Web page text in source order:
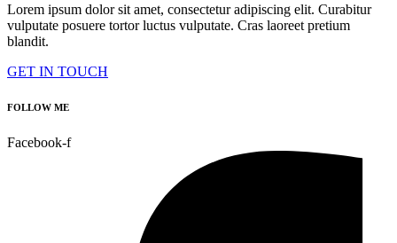
Lorem ipsum dolor sit amet, consectetur adipiscing elit. Curabitur
vulputate posuere tortor luctus vulputate. Cras laoreet pretium
blandit.
GET IN TOUCH
FOLLOW ME
Facebook-f